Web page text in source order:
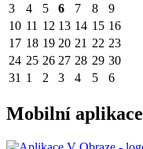
3
4 5 6 7 8
9
10 11 12 13 14 15 16
17 18 19 20 21 22 23
24 25 26 27 28 29 30
31 1 2 3 4 5 6
Mobilní aplikace